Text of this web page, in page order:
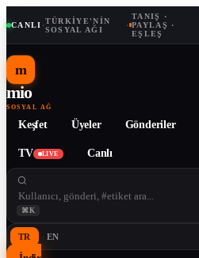
CANLI ·TÜRKIYE'NIN
SOSYAL AĞI
·
TANIŞ ·
PAYLAŞ ·
EŞLEŞ
m
mio
SOSYAL AĞ
Keşfet Üyeler Gönderiler
TV LIVE Canlı
⌘K
TR EN